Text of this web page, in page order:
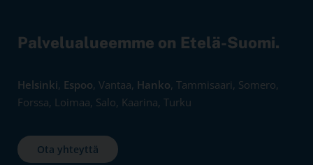
Palvelualueemme on Etelä-Suomi.
Helsinki, Espoo, Vantaa, Hanko, Tammisaari, Somero,
Forssa, Loimaa, Salo, Kaarina, Turku
Ota yhteyttä